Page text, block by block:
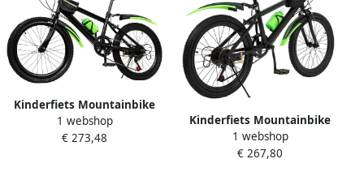
Kinderfiets Mountainbike
Stadsfiets Jongens Buiten
Fietsen Dubbele
1 webshop
€ 273,48
Kinderfiets Mountainbike
Buitenritten Met drinkfles
20 inch Groen
1 webshop
€ 267,80